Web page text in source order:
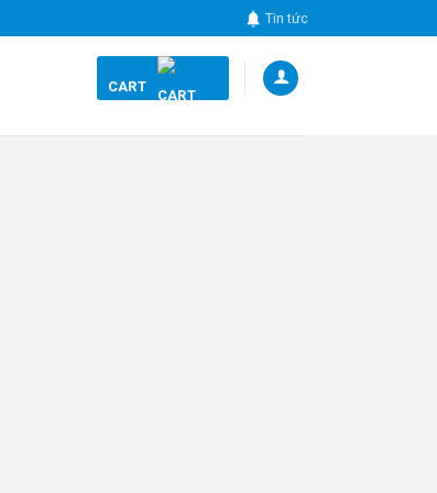
Tin tức
CART